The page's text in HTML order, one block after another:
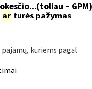
– GPM)
arturės pažymas
pajamų, kuriems pagal